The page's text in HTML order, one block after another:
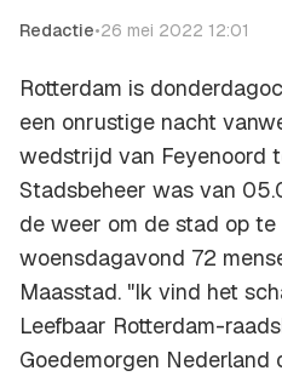
Redactie•26 mei 2022 12:01
Rotterdam is
een onrustige nacht
wedstrijd van Feyenoord
Stadsbeheer was van
de weer om de stad op
woensdagavond 72
Maasstad. "Ik vind het
Leefbaar Rotterdam-
Goedemorgen Nederland